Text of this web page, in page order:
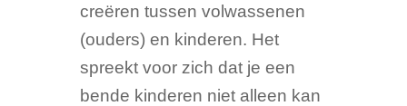
creëren tussen volwassenen
(ouders) en kinderen. Het
spreekt voor zich dat je een
bende kinderen niet alleen kan